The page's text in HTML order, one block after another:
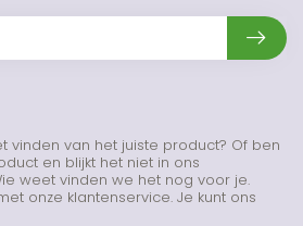
vinden van het juiste product? Of ben
en blijkt het niet in ons
weet vinden we het nog voor je.
onze klantenservice. Je kunt ons